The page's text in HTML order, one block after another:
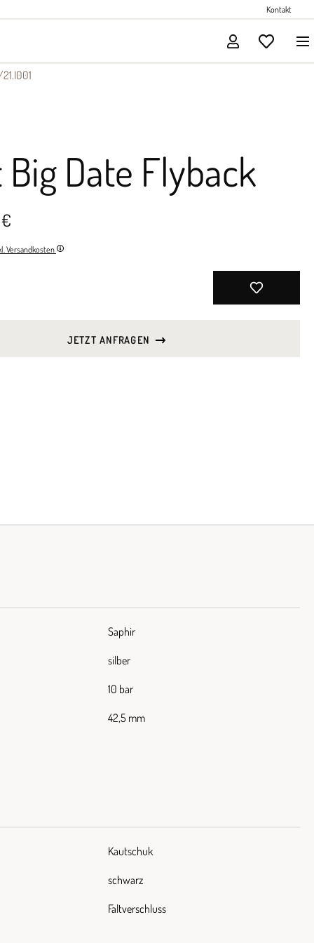
Kontakt
Date Flyback
Versandkosten
JETZT ANFRAGEN
Saphir
silber
10 bar
42,5 mm
Kautschuk
schwarz
Faltverschluss